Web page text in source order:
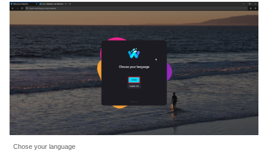
Chose your language